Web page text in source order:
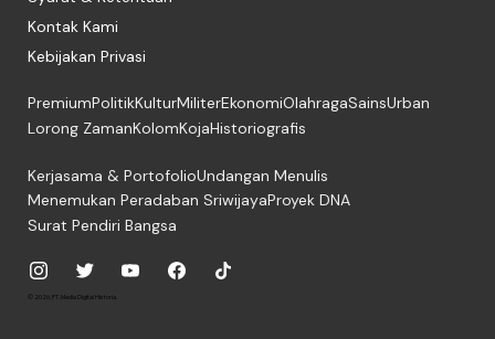
Kontak Kami
Kebijakan Privasi
PremiumPolitikKulturMiliterEkonomiOlahragaSainsUrban
Lorong ZamanKolomKojaHistoriografis
Kerjasama & PortofolioUndangan Menulis
Menemukan Peradaban SriwijayaProyek DNA
Surat Pendiri Bangsa
© 2026, PT. Media Digital Historia.